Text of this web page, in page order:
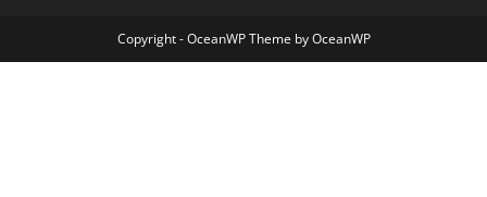
Copyright - OceanWP Theme by OceanWP